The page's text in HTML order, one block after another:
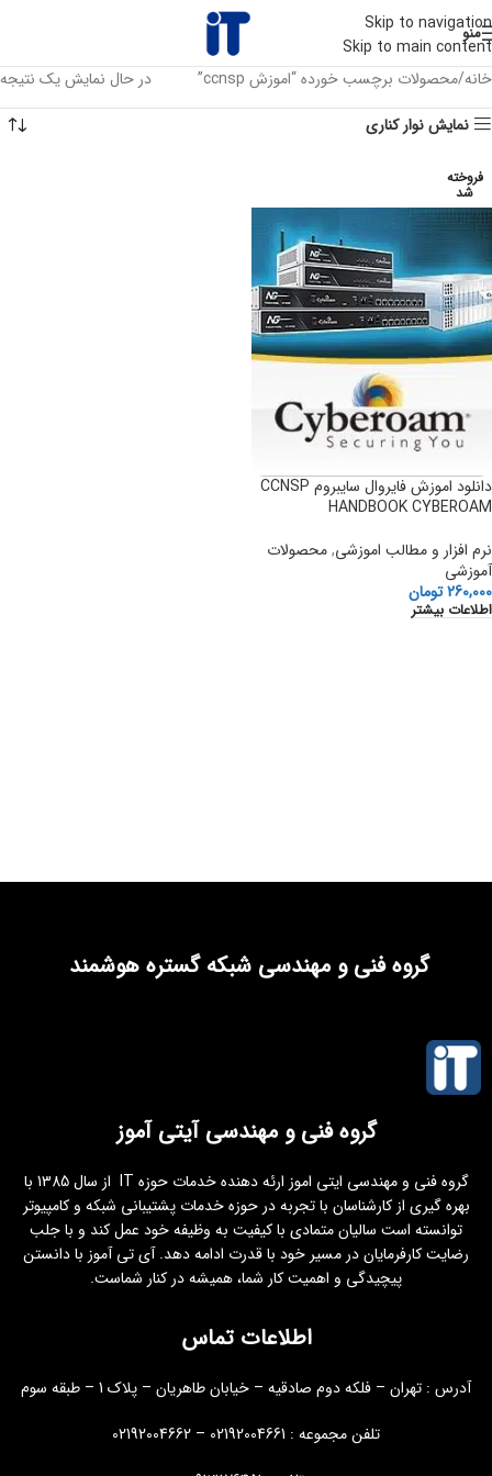
Skip to navigation
Skip to main content
منو
خانه محصولات برچسب خورده “اموزش ccnsp”
در حال نمایش یک نتیجه
نمایش نوار کناری
فروخته
شد
دانلود اموزش فایروال سایبروم CCNSP
HANDBOOK CYBEROAM
نرم افزار و مطالب اموزشی,محصولات
آموزشی
260,000تومان
اطلاعات بیشتر
گروه فنی و مهندسی شبکه گستره هوشمند
گروه فنی و مهندسی آیتی آموز
گروه فنی و مهندسی ایتی اموز ارئه دهنده خدمات حوزه IT از سال 1385 با
بهره گیری از کارشناسان با تجربه در حوزه خدمات پشتیبانی شبکه و کامپیوتر
توانسته است سالیان متمادی با کیفیت به وظیفه خود عمل کند و با جلب
رضایت کارفرمایان در مسیر خود با قدرت ادامه دهد. آی تی آموز با دانستن
پیچیدگی و اهمیت کار شما، همیشه در کنار شماست.
اطلاعات تماس
آدرس : تهران – فلکه دوم صادقیه – خیابان طاهریان – پلاک 1 – طبقه سوم
تلفن مجموعه : 02192004661 – 02192004662